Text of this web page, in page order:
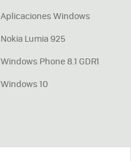
Aplicaciones Windows
Nokia Lumia 925
Windows Phone 8.1 GDR1
Windows 10